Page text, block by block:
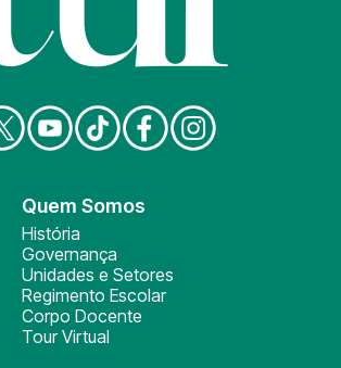
Quem Somos
História
Governança
Unidades e Setores
Regimento Escolar
Corpo Docente
Tour Virtual